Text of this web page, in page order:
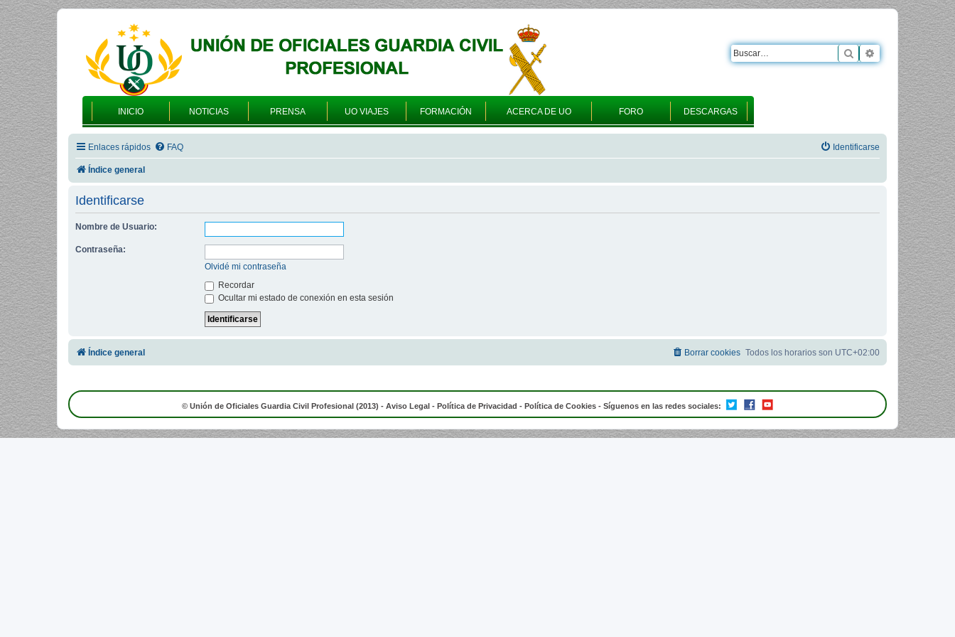
INICIO NOTICIAS PRENSA UO VIAJES FORMACIÓN ACERCA DE UO FORO DESCARGAS
Buscar Búsqueda
Enlaces rápidos FAQ Identificarse
Índice general
Identificarse
Nombre de Usuario:
Contraseña:
Olvidé mi contraseña
Recordar
Ocultar mi estado de conexión en esta sesión
Índice general Todos los horarios son UTC+02:00
Borrar cookies
© Unión de Oficiales Guardia Civil Profesional (2013) - Aviso Legal - Política de Privacidad - Política de Cookies - Síguenos en las redes sociales: